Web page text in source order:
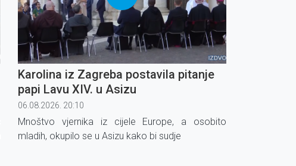
Karolina iz Zagreba postavila pitanje
papi Lavu XIV. u Asizu
06.08.2026. 20:10
Mnoštvo vjernika iz cijele Europe, a osobito
mladih, okupilo se u Asizu kako bi sudje